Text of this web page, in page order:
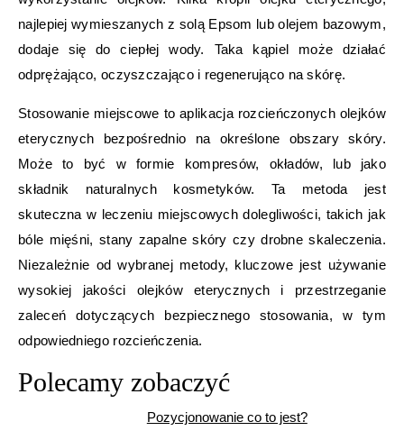
najlepiej wymieszanych z solą Epsom lub olejem bazowym,
dodaje się do ciepłej wody. Taka kąpiel może działać
odprężająco, oczyszczająco i regenerująco na skórę.
Stosowanie miejscowe to aplikacja rozcieńczonych olejków
eterycznych bezpośrednio na określone obszary skóry.
Może to być w formie kompresów, okładów, lub jako
składnik naturalnych kosmetyków. Ta metoda jest
skuteczna w leczeniu miejscowych dolegliwości, takich jak
bóle mięśni, stany zapalne skóry czy drobne skaleczenia.
Niezależnie od wybranej metody, kluczowe jest używanie
wysokiej jakości olejków eterycznych i przestrzeganie
zaleceń dotyczących bezpiecznego stosowania, w tym
odpowiedniego rozcieńczenia.
Polecamy zobaczyć
Pozycjonowanie co to jest?